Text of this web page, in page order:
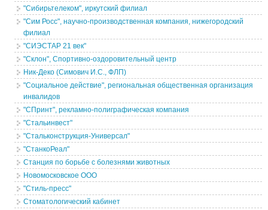
"Сибирьтелеком", иркутский филиал
"Сим Росс", научно-производственная компания, нижегородский
филиал
"СИЭСТАР 21 век"
"Склон", Спортивно-оздоровительный центр
Ник-Деко (Симович И.С., ФЛП)
"Социальное действие", региональная общественная организация
инвалидов
"СПринт", рекламно-полиграфическая компания
"Стальинвест"
"Стальконструкция-Универсал"
"СтанкоРеал"
Станция по борьбе с болезнями животных
Новомосковское ООО
"Стиль-пресс"
Стоматологический кабинет